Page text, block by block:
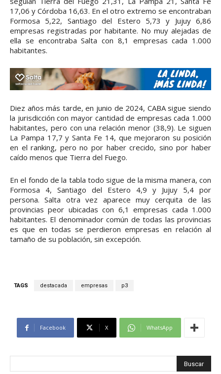
17,06 y Córdoba 16,63. En el otro extremo se encontraban
Formosa 5,22, Santiago del Estero 5,73 y Jujuy 6,86
empresas registradas por habitante. No muy alejadas de
ella se encontraba Salta con 8,1 empresas cada 1.000
habitantes.
Diez años más tarde, en junio de 2024, CABA sigue siendo
la jurisdicción con mayor cantidad de empresas cada 1.000
habitantes, pero con una relación menor (38,9). Le siguen
La Pampa 17,7 y Santa Fe 14, que mejoraron su posición
en el ranking, pero no por haber crecido, sino por haber
caído menos que Tierra del Fuego.
En el fondo de la tabla todo sigue de la misma manera, con
Formosa 4, Santiago del Estero 4,9 y Jujuy 5,4 por
persona. Salta otra vez aparece muy cerquita de las
provincias peor ubicadas con 6,1 empresas cada 1.000
habitantes. El denominador común de todas las provincias
es que en todas se perdieron empresas en relación al
tamaño de su población, sin excepción.
TAGS destacada empresas p3
Facebook X WhatsApp